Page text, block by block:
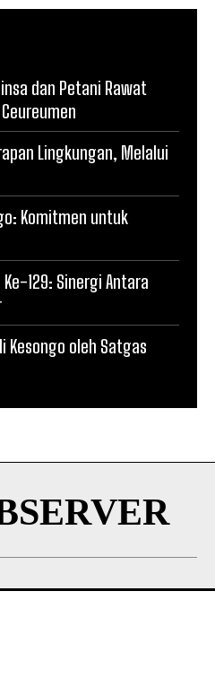
dan Petani Rawat
Lingkungan, Melalui
Komitmen untuk
129: Sinergi Antara
Kesongo oleh Satgas